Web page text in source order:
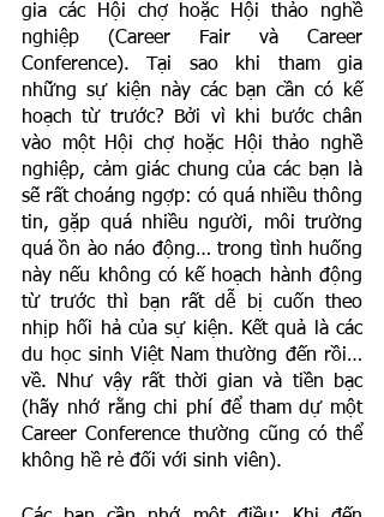
gia các Hội chợ hoặc Hội thảo nghề
nghiệp (Career Fair và Career
Conference). Tại sao khi tham gia
những sự kiện này các bạn cần có kế
hoạch từ trước? Bởi vì khi bước chân
vào một Hội chợ hoặc Hội thảo nghề
nghiệp, cảm giác chung của các bạn là
sẽ rất choáng ngợp: có quá nhiều thông
tin, gặp quá nhiều người, môi trường
quá ồn ào náo động… trong tình huống
này nếu không có kế hoạch hành động
từ trước thì bạn rất dễ bị cuốn theo
nhịp hối hả của sự kiện. Kết quả là các
du học sinh Việt Nam thường đến rồi…
về. Như vậy rất thời gian và tiền bạc
(hãy nhớ rằng chi phí để tham dự một
Career Conference thường cũng có thể
không hề rẻ đối với sinh viên).